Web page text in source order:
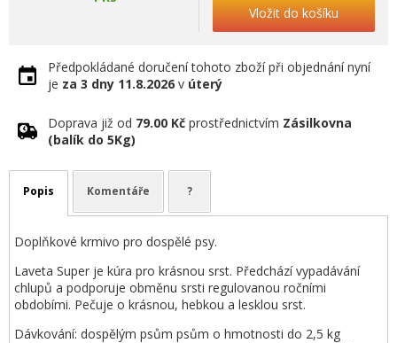
Vložit do košíku
Předpokládané doručení tohoto zboží při objednání nyní
je za 3 dny 11.8.2026 v úterý
Doprava již od 79.00 Kč prostřednictvím Zásilkovna
(balík do 5Kg)
Popis Komentáře ?
Doplňkové krmivo pro dospělé psy.
Laveta Super je kúra pro krásnou srst. Předchází vypadávání
chlupů a podporuje obměnu srsti regulovanou ročními
obdobími. Pečuje o krásnou, hebkou a lesklou srst.
Dávkování: dospělým psům psům o hmotnosti do 2,5 kg